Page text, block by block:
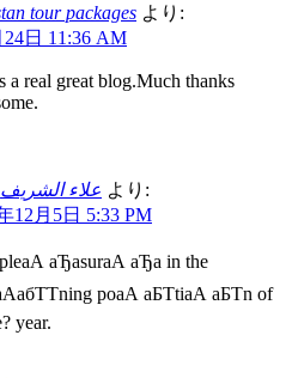
tour packages より:
24日 11:36 AM
a real great blog.Much thanks
علاء الشريف より:
12月5日 5:33 PM
аЂаsurаА аЂа in the
poаА аБТtiаА аБТn of
year.